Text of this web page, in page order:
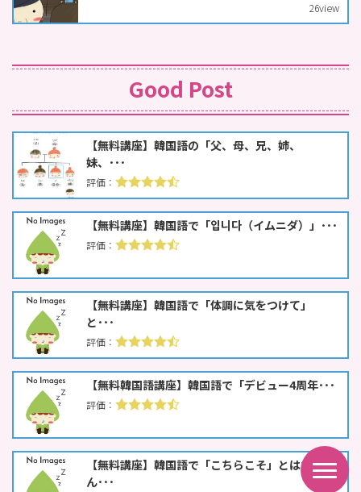
26view
Good Post
【無料講座】韓国語の「父、母、兄、姉、
妹、･･･
【無料講座】韓国語で「입니다（イムニダ）」･･･
【無料講座】韓国語で「体調に気をつけて」
と･･･
【無料韓国語講座】韓国語で「デビュー4周年･･･
【無料講座】韓国語で「こちらこそ」とはな
ん･･･